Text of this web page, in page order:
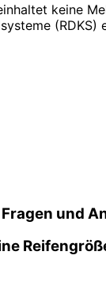
keine
(RDKS)
und